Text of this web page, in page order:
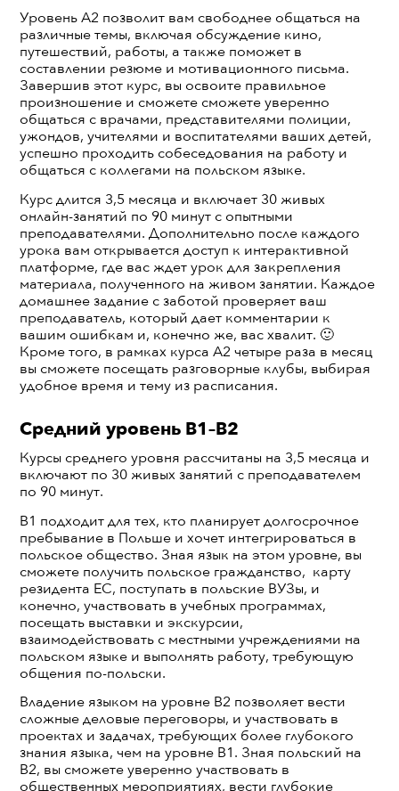
Уровень A2 позволит вам свободнее общаться на
различные темы, включая обсуждение кино,
путешествий, работы, а также поможет в
составлении резюме и мотивационного письма.
Завершив этот курс, вы освоите правильное
произношение и сможете сможете уверенно
общаться с врачами, представителями полиции,
ужондов, учителями и воспитателями ваших детей,
успешно проходить собеседования на работу и
общаться с коллегами на польском языке.
Курс длится 3,5 месяца и включает 30 живых
онлайн-занятий по 90 минут с опытными
преподавателями. Дополнительно после каждого
урока вам открывается доступ к интерактивной
платформе, где вас ждет урок для закрепления
материала, полученного на живом занятии. Каждое
домашнее задание с заботой проверяет ваш
преподаватель, который дает комментарии к
вашим ошибкам и, конечно же, вас хвалит. 🙂
Кроме того, в рамках курса А2 четыре раза в месяц
вы сможете посещать разговорные клубы, выбирая
удобное время и тему из расписания.
Средний уровень B1–B2
Курсы среднего уровня рассчитаны на 3,5 месяца и
включают по 30 живых занятий с преподавателем
по 90 минут.
B1 подходит для тех, кто планирует долгосрочное
пребывание в Польше и хочет интегрироваться в
польское общество. Зная язык на этом уровне, вы
сможете получить польское гражданство, карту
резидента ЕС, поступать в польские ВУЗы, и
конечно, участвовать в учебных программах,
посещать выставки и экскурсии,
взаимодействовать с местными учреждениями на
польском языке и выполнять работу, требующую
общения по-польски.
Владение языком на уровне B2 позволяет вести
сложные деловые переговоры, и участвовать в
проектах и задачах, требующих более глубокого
знания языка, чем на уровне B1. Зная польский на
B2, вы сможете уверенно участвовать в
общественных мероприятиях, вести глубокие